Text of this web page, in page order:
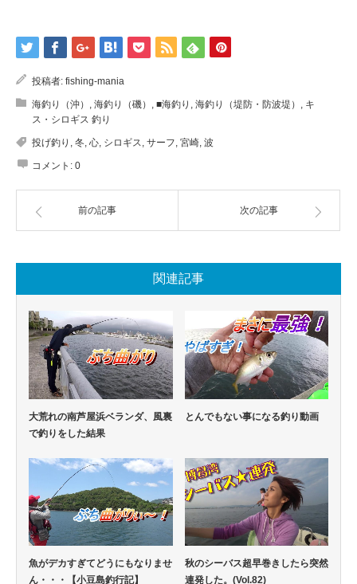
投稿者: fishing-mania
海釣り（沖） , 海釣り（磯） , ■海釣り , 海釣り（堤防・防波堤） , キ
ス・シロギス 釣り
投げ釣り , 冬, 心, シロギス, サーフ, 宮崎, 波
コメント: 0
前の記事 次の記事
関連記事
大荒れの南芦屋浜ベランダ、風裏
で釣りをした結果
とんでもない事になる釣り動画
魚がデカすぎてどうにもなりませ
ん・・・【小豆島釣行記】
秋のシーバス超早巻きしたら突然
連発した。(Vol.82)